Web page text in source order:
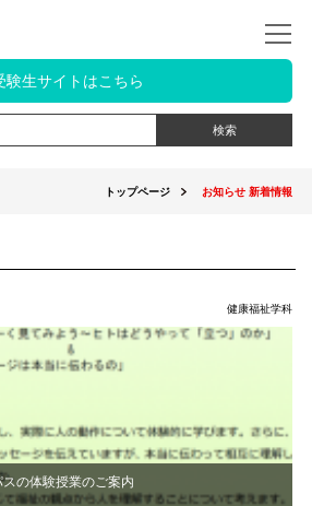
験生サイトはこちら
トップページ お知らせ 新着情報
健康福祉学科
の体験授業のご案内